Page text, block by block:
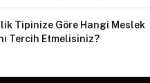
Tipinize Göre Hangi Meslek
Tercih Etmelisiniz?